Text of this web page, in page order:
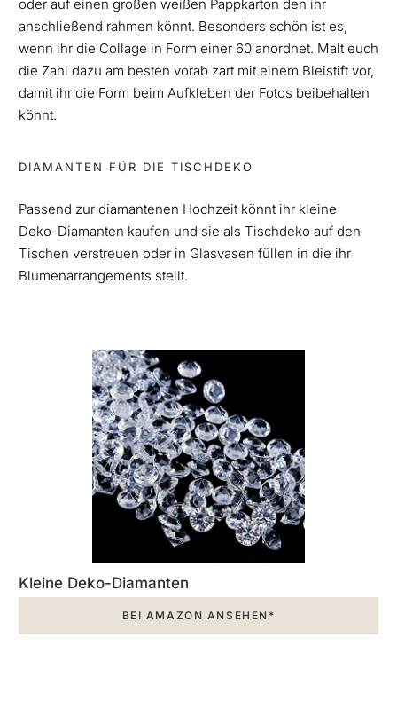
oder auf einen großen weißen Pappkarton den ihr
anschließend rahmen könnt. Besonders schön ist es,
wenn ihr die Collage in Form einer 60 anordnet. Malt euch
die Zahl dazu am besten vorab zart mit einem Bleistift vor,
damit ihr die Form beim Aufkleben der Fotos beibehalten
könnt.
DIAMANTEN FÜR DIE TISCHDEKO
Passend zur diamantenen Hochzeit könnt ihr kleine
Deko-Diamanten kaufen und sie als Tischdeko auf den
Tischen verstreuen oder in Glasvasen füllen in die ihr
Blumenarrangements stellt.
Kleine Deko-Diamanten
BEI AMAZON ANSEHEN*